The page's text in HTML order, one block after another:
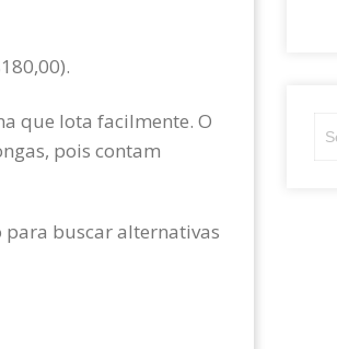
que lota facilmente. O
pois contam
para buscar alternativas
for: